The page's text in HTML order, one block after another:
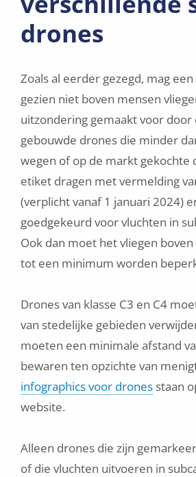
drones
Zoals al eerder gezegd, mag
gezien niet boven mensen
uitzondering gemaakt voor
gebouwde drones die minder
wegen of op de markt gekochte
etiket dragen met vermelding
(verplicht vanaf 1 januari 2024)
goedgekeurd voor vluchten in
Ook dan moet het vliegen
tot een minimum worden
Drones van klasse C3 en C4
van stedelijke gebieden
moeten een minimale afstand
bewaren ten opzichte van
infographics voor drones staan
website.
Alleen drones die zijn
of die vluchten uitvoeren in